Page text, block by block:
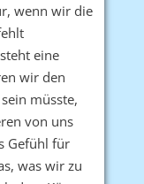
wenn wir die
eine
wir den
müsste,
von uns
Gefühl für
was wir zu